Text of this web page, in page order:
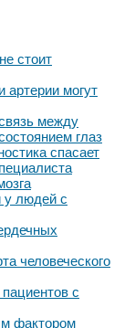
стоит
артерии могут
между
глаз
спасает
у людей с
человеческого
с
фактором